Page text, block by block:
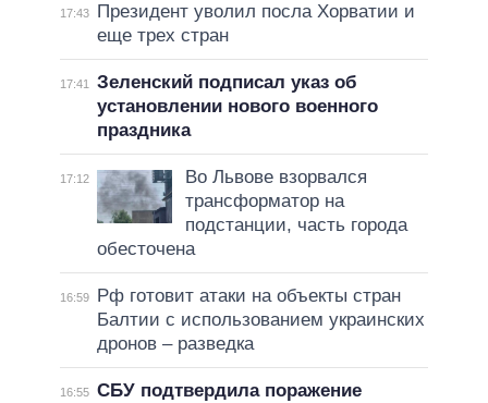
17:43
Президент уволил посла Хорватии и
еще трех стран
17:41
Зеленский подписал указ об
установлении нового военного
праздника
17:12
Во Львове взорвался
трансформатор на
подстанции, часть города
обесточена
16:59
Рф готовит атаки на объекты стран
Балтии с использованием украинских
дронов – разведка
16:55 СБУ подтвердила поражение